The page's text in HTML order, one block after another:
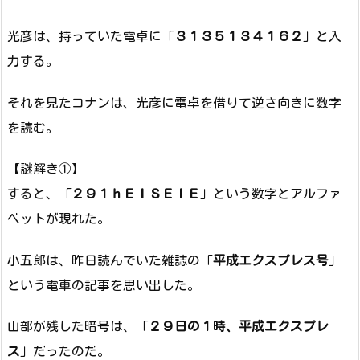
光彦は、持っていた電卓に「３１３５１３４１６２ 」と入
力する。
それを見たコナンは、光彦に電卓を借りて逆さ向きに数字
を読む。
【謎解き①】
すると、「２９１ｈＥＩＳＥＩＥ 」という数字とアルファ
ベットが現れた。
小五郎は、昨日読んでいた雑誌の「平成エクスプレス号 」
という電車の記事を思い出した。
山部が残した暗号は、「２９日の１時、平成エクスプレ
ス」だったのだ。